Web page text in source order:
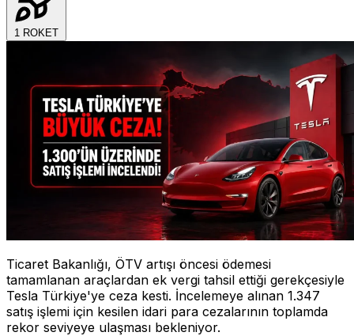
1 ROKET
Ticaret Bakanlığı, ÖTV artışı öncesi ödemesi
tamamlanan araçlardan ek vergi tahsil ettiği gerekçesiyle
Tesla Türkiye'ye ceza kesti. İncelemeye alınan 1.347
satış işlemi için kesilen idari para cezalarının toplamda
rekor seviyeye ulaşması bekleniyor.